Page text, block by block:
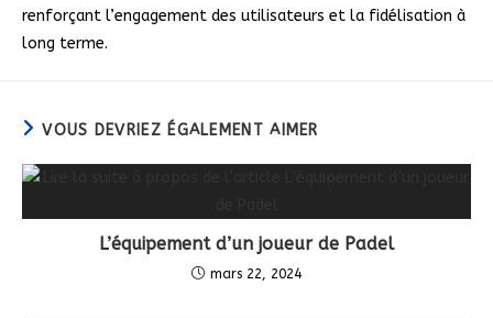
renforçant l’engagement des utilisateurs et la fidélisation à
long terme.
VOUS DEVRIEZ ÉGALEMENT AIMER
L’équipement d’un joueur de Padel
mars 22, 2024